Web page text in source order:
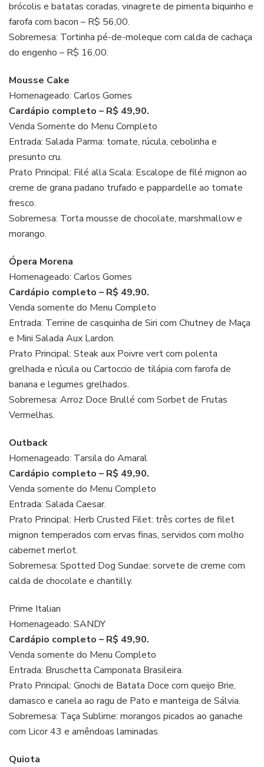
brócolis e batatas coradas, vinagrete de pimenta biquinho e
farofa com bacon – R$ 56,00.
Sobremesa: Tortinha pé-de-moleque com calda de cachaça
do engenho – R$ 16,00.
Mousse Cake
Homenageado: Carlos Gomes
Cardápio completo – R$ 49,90.
Venda Somente do Menu Completo
Entrada: Salada Parma: tomate, rúcula, cebolinha e
presunto cru.
Prato Principal: Filé alla Scala: Escalope de filé mignon ao
creme de grana padano trufado e pappardelle ao tomate
fresco.
Sobremesa: Torta mousse de chocolate, marshmallow e
morango.
Ópera Morena
Homenageado: Carlos Gomes
Cardápio completo – R$ 49,90.
Venda somente do Menu Completo
Entrada: Terrine de casquinha de Siri com Chutney de Maça
e Mini Salada Aux Lardon.
Prato Principal: Steak aux Poivre vert com polenta
grelhada e rúcula ou Cartoccio de tilápia com farofa de
banana e legumes grelhados.
Sobremesa: Arroz Doce Brullé com Sorbet de Frutas
Vermelhas.
Outback
Homenageado: Tarsila do Amaral
Cardápio completo – R$ 49,90.
Venda somente do Menu Completo
Entrada: Salada Caesar.
Prato Principal: Herb Crusted Filet: três cortes de filet
mignon temperados com ervas finas, servidos com molho
cabernet merlot.
Sobremesa: Spotted Dog Sundae: sorvete de creme com
calda de chocolate e chantilly.
Prime Italian
Homenageado: SANDY
Cardápio completo – R$ 49,90.
Venda somente do Menu Completo
Entrada: Bruschetta Camponata Brasileira.
Prato Principal: Gnochi de Batata Doce com queijo Brie,
damasco e canela ao ragu de Pato e manteiga de Sálvia.
Sobremesa: Taça Sublime: morangos picados ao ganache
com Licor 43 e amêndoas laminadas.
Quiota